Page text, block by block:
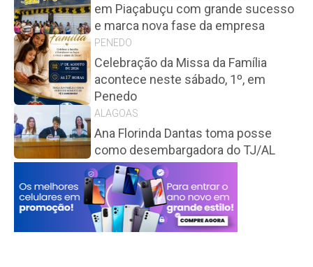
em Piaçabuçu com grande sucesso
e marca nova fase da empresa
PENEDO
Celebração da Missa da Família
acontece neste sábado, 1º, em
Penedo
ALAGOAS
Ana Florinda Dantas toma posse
como desembargadora do TJ/AL